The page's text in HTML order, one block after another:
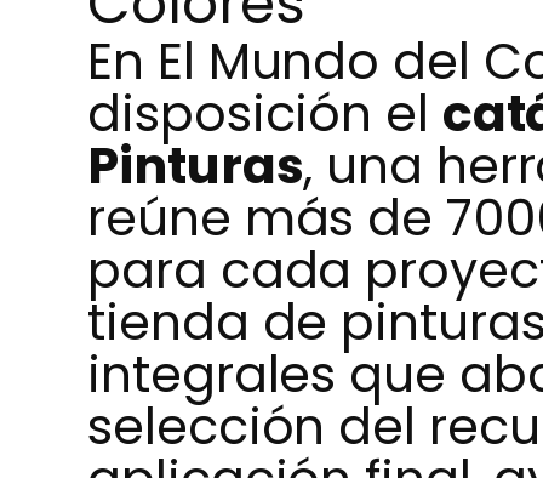
En El Mundo del
disposición el
Pinturas, una
reúne más de
para cada
tienda de
integrales que
selección del